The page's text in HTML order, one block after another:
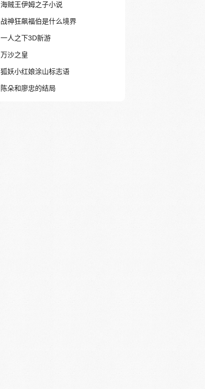
海贼王伊姆之子小说
战神狂飙福伯是什么境界
一人之下3D新游
万沙之皇
狐妖小红娘涂山标志语
陈朵和廖忠的结局